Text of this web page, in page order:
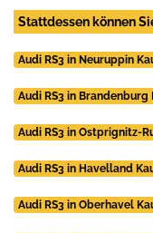
Stattdessen können
Audi RS3 in Neuruppin
Audi RS3 in Brandenburg
Audi RS3 in Ostprignitz-
Audi RS3 in Havelland
Audi RS3 in Oberhavel